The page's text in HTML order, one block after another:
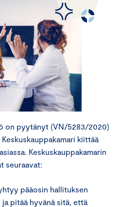
on pyytänyt (VN/5283/2020)
kiittää
Keskuskauppakamarin
seuraavat:
pääosin hallituksen
pitää hyvänä sitä, että